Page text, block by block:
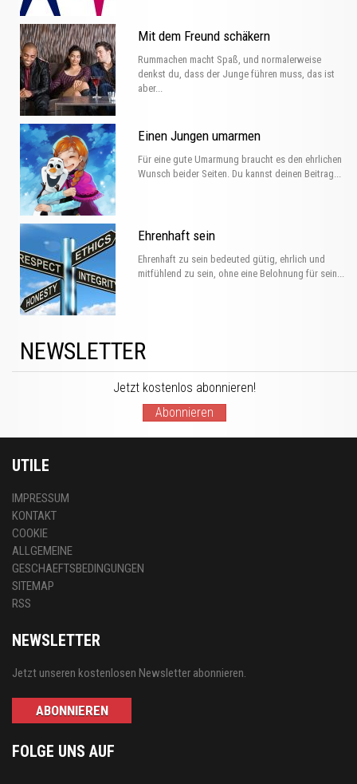
Mit dem Freund schäkern
Rummachen macht Spaß, und normalerweise
denkst du, dass der Junge führen muss, das ist
aber...
Einen Jungen umarmen
Für eine gute Umarmung braucht es den ehrlichen
Wunsch beider Seiten. Du kannst deinen Beitrag...
Ehrenhaft sein
Ehrenhaft zu sein bedeuted gütig, ehrlich und
mitfühlend zu sein, ohne eine Belohnung für sein...
NEWSLETTER
Jetzt kostenlos abonnieren!
Abonnieren
UTILE
IMPRESSUM
KONTAKT
COOKIE
ALLGEMEINE
GESCHAEFTSBEDINGUNGEN
SITEMAP
RSS
NEWSLETTER
Jetzt unseren kostenlosen Newsletter abonnieren.
ABONNIEREN
FOLGE UNS AUF